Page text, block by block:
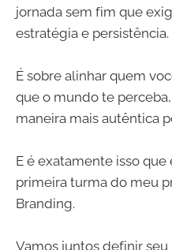
jornada sem fim que
estratégia e persistência.
É sobre alinhar quem
que o mundo te
maneira mais autêntica
E é exatamente isso
primeira turma do meu
Branding.
Vamos juntos definir